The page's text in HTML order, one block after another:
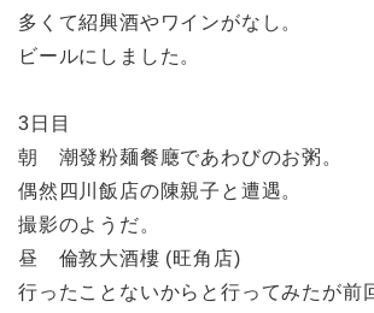
多くて紹興酒やワインがなし。
ビールにしました。
3日目
朝 潮發粉麺餐廰であわびのお粥。
偶然四川飯店の陳親子と遭遇。
撮影のようだ。
昼 倫敦大酒樓 (旺角店)
行ったことないからと行ってみたが前